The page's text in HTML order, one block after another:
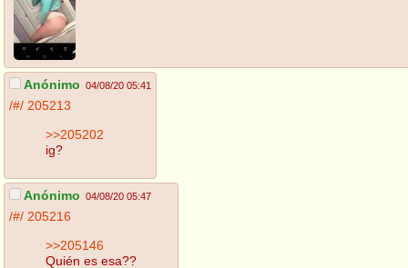
Anónimo 04/08/20 05:41
/#/ 205213
>>205202
ig?
Anónimo 04/08/20 05:47
/#/ 205216
>>205146
Quién es esa??